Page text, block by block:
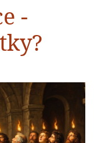
-